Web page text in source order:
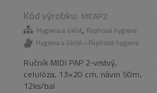
MEAP2
Hygiena a úklid, Papírová hygiena
Hygiena a úklid->Papírová hygiena
Ručník MIDI PAP 2-vrstvý,
celulóza, 13×20 cm, návin 50m,
12ks/bal